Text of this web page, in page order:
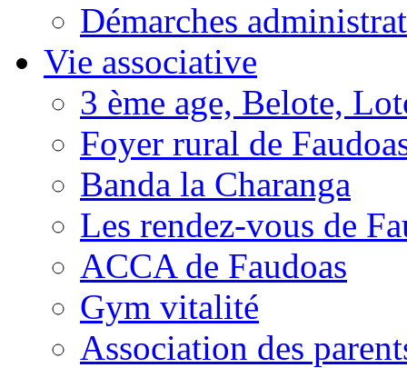
Démarches
Vie associative
3 ème age, Belote,
Foyer rural de
Banda la Charanga
Les rendez-vous de
ACCA de Faudoas
Gym vitalité
Association des